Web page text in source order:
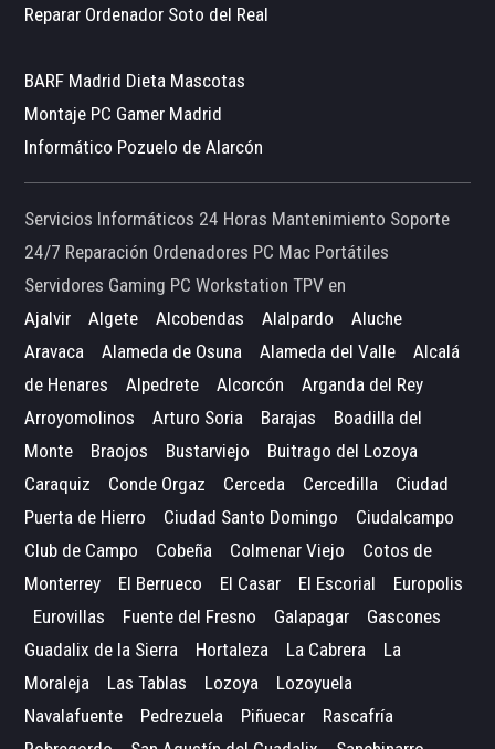
Reparar Ordenador Soto del Real
BARF Madrid Dieta Mascotas
Montaje PC Gamer Madrid
Informático Pozuelo de Alarcón
Servicios Informáticos 24 Horas Mantenimiento Soporte
24/7 Reparación Ordenadores PC Mac Portátiles
Servidores Gaming PC Workstation TPV en
Ajalvir
Algete Alcobendas Alalpardo
Aluche
Aravaca
Alameda de Osuna Alameda del Valle
Alcalá
de Henares
Alpedrete Alcorcón
Arganda del Rey
Arroyomolinos
Arturo Soria Barajas
Boadilla del
Monte
Braojos Bustarviejo
Buitrago del Lozoya
Caraquiz
Conde Orgaz Cerceda Cercedilla
Ciudad
Puerta de Hierro
Ciudad Santo Domingo
Ciudalcampo
Club de Campo
Cobeña Colmenar Viejo
Cotos de
Monterrey
El Berrueco El Casar El Escorial
Europolis
Eurovillas
Fuente del Fresno Galapagar
Gascones
Guadalix de la Sierra
Hortaleza La Cabrera
La
Moraleja
Las Tablas Lozoya
Lozoyuela
Navalafuente
Pedrezuela Piñuecar
Rascafría